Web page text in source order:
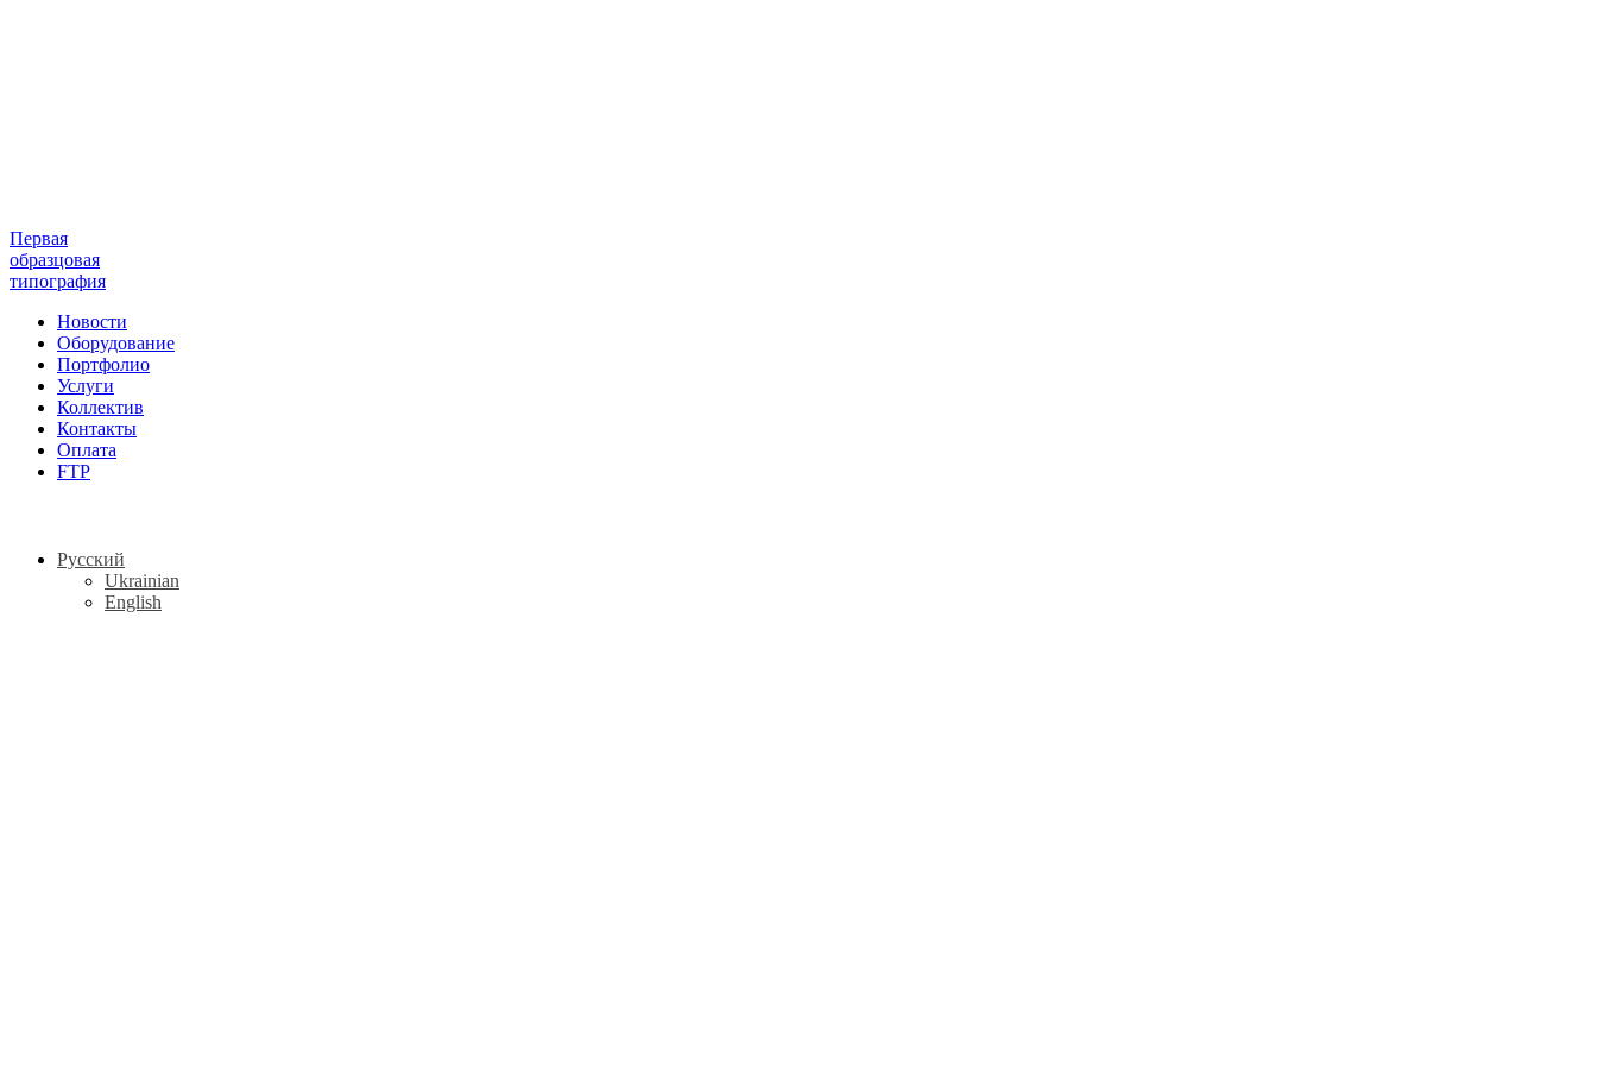
Первая
образцовая
типография
Новости
Оборудование
Портфолио
Услуги
Коллектив
Контакты
Оплата
FTP
Русский
Ukrainian
English